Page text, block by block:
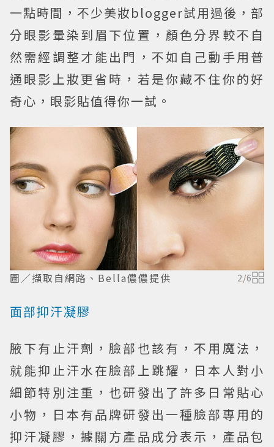
一點時間，不少美妝blogger試用過後，部
分眼影暈染到眉下位置，顏色分界較不自
然需經調整才能出門，不如自己動手用普
通眼影上妝更省時，若是你藏不住你的好
奇心，眼影貼值得你一試。
圖／擷取自網路、Bella儂儂提供 2/6
面部抑汗凝膠
腋下有止汗劑，臉部也該有，不用魔法，
就能抑止汗水在臉部上跳耀，日本人對小
細節特別注重，也研發出了許多日常貼心
小物，日本有品牌研發出一種臉部專用的
抑汗凝膠，據關方產品成分表示，產品包